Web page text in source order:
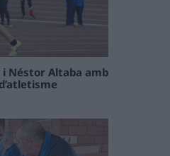
i Néstor Altaba amb